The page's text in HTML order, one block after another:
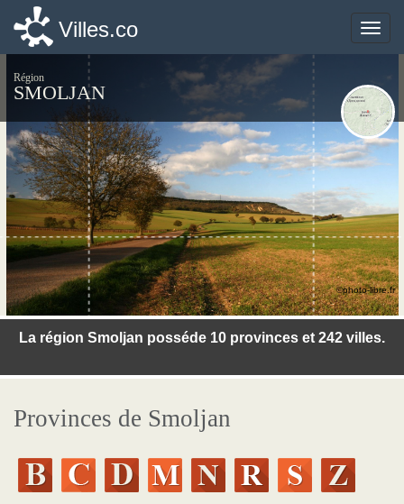
Toggle
Villes.co
Région
SMOLJAN
La région Smoljan posséde 10 provinces et 242 villes.
©photo-libre.fr
Provinces de Smoljan
Toggle
Villes.co